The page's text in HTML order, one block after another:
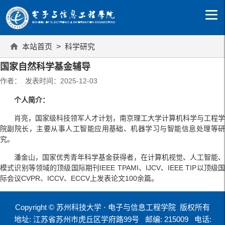
本站首页 > 科学研究
国家自然科学基金辅导
作者： 发表时间：2025-12-03
个人简介：
肖亮，国家级科技领军人才计划，南京理工大学计算机科学与工程学
院副院长，主要从事人工智能应用基础、机器学习与智能信息处理等研
究。
潘金山，国家优秀青年科学基金获得者，在计算机视觉、人工智能、
模式识别等领域的顶级国际期刊IEEE TPAMI、IJCV、IEEE TIP以顶级国
际会议CVPR、ICCV、ECCV上发表论文100余篇。
Copyright © 苏州科技大学 ⋅ 电子与信息工程学院 版权所有
地址: 江苏省苏州市虎丘区学府路99号
邮编: 215009
电话: